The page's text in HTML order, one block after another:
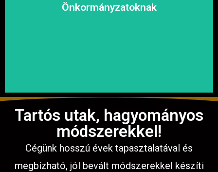
Önkormányzatoknak
garantáljuk a hosszú távú és fenntartható
Tartós utak, hagyományos
módszerekkel!
Cégünk hosszú évek tapasztalatával és
megbízható, jól bevált módszerekkel készíti